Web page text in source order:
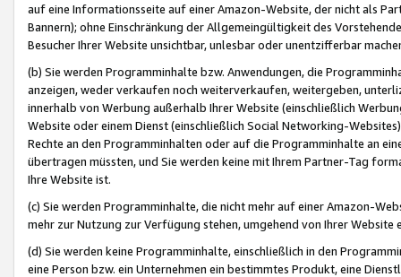
auf eine Informationsseite auf einer Amazon-Website, der nicht als
Bannern); ohne Einschränkung der Allgemeingültigkeit des
Besucher Ihrer Website unsichtbar, unlesbar oder unentzifferbar
(b) Sie werden Programminhalte bzw. Anwendungen, die
anzeigen, weder verkaufen noch weiterverkaufen, weitergeben,
innerhalb von Werbung außerhalb Ihrer Website (einschließlich
Website oder einem Dienst (einschließlich Social Networking-
Rechte an den Programminhalten oder auf die Programminhalte an
übertragen müssten, und Sie werden keine mit Ihrem Partner-Tag
Ihre Website ist.
(c) Sie werden Programminhalte, die nicht mehr auf einer Amazon-
mehr zur Nutzung zur Verfügung stehen, umgehend von Ihrer
(d) Sie werden keine Programminhalte, einschließlich in den
eine Person bzw. ein Unternehmen ein bestimmtes Produkt, eine